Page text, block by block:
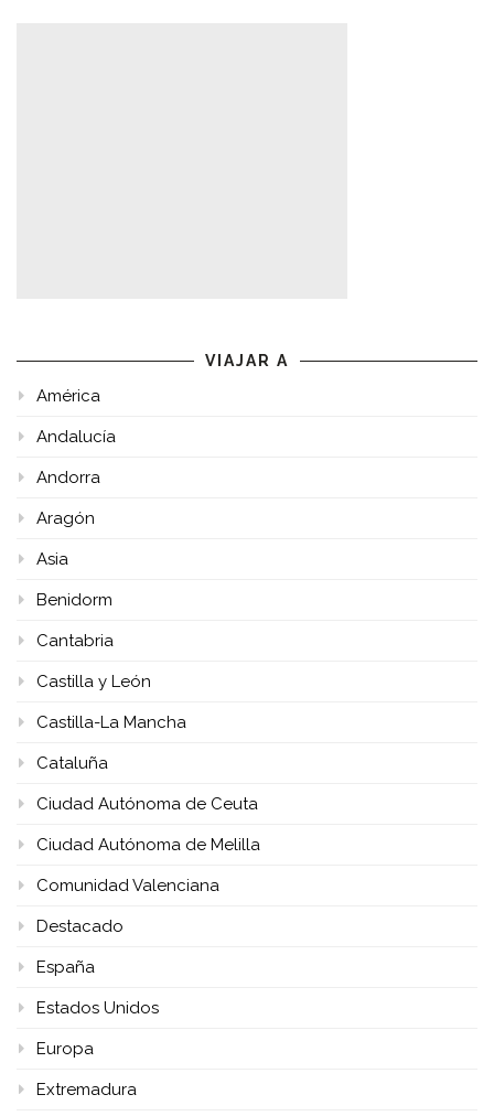
VIAJAR A
América
Andalucía
Andorra
Aragón
Asia
Benidorm
Cantabria
Castilla y León
Castilla-La Mancha
Cataluña
Ciudad Autónoma de Ceuta
Ciudad Autónoma de Melilla
Comunidad Valenciana
Destacado
España
Estados Unidos
Europa
Extremadura